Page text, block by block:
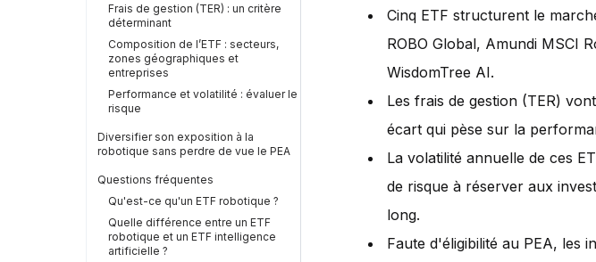
Frais de gestion (TER) : un critère
déterminant
Composition de l’ETF : secteurs,
zones géographiques et
entreprises
Performance et volatilité : évaluer le
risque
Diversifier son exposition à la
robotique sans perdre de vue le PEA
Questions fréquentes
Qu'est-ce qu'un ETF robotique ?
Quelle différence entre un ETF
robotique et un ETF intelligence
artificielle ?
Cinq ETF structurent le
ROBO Global, Amundi MSCI
WisdomTree AI.
Les frais de gestion (TER)
écart qui pèse sur la
La volatilité annuelle de ces
de risque à réserver aux
long.
Faute d'éligibilité au PEA, les